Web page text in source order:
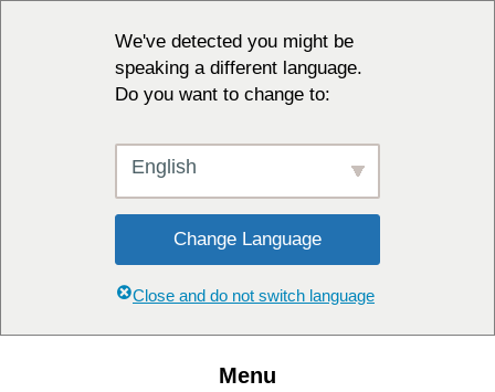
We've detected you might be
speaking a different language.
Do you want to change to:
English
Change Language
Close and do not switch language
Menu